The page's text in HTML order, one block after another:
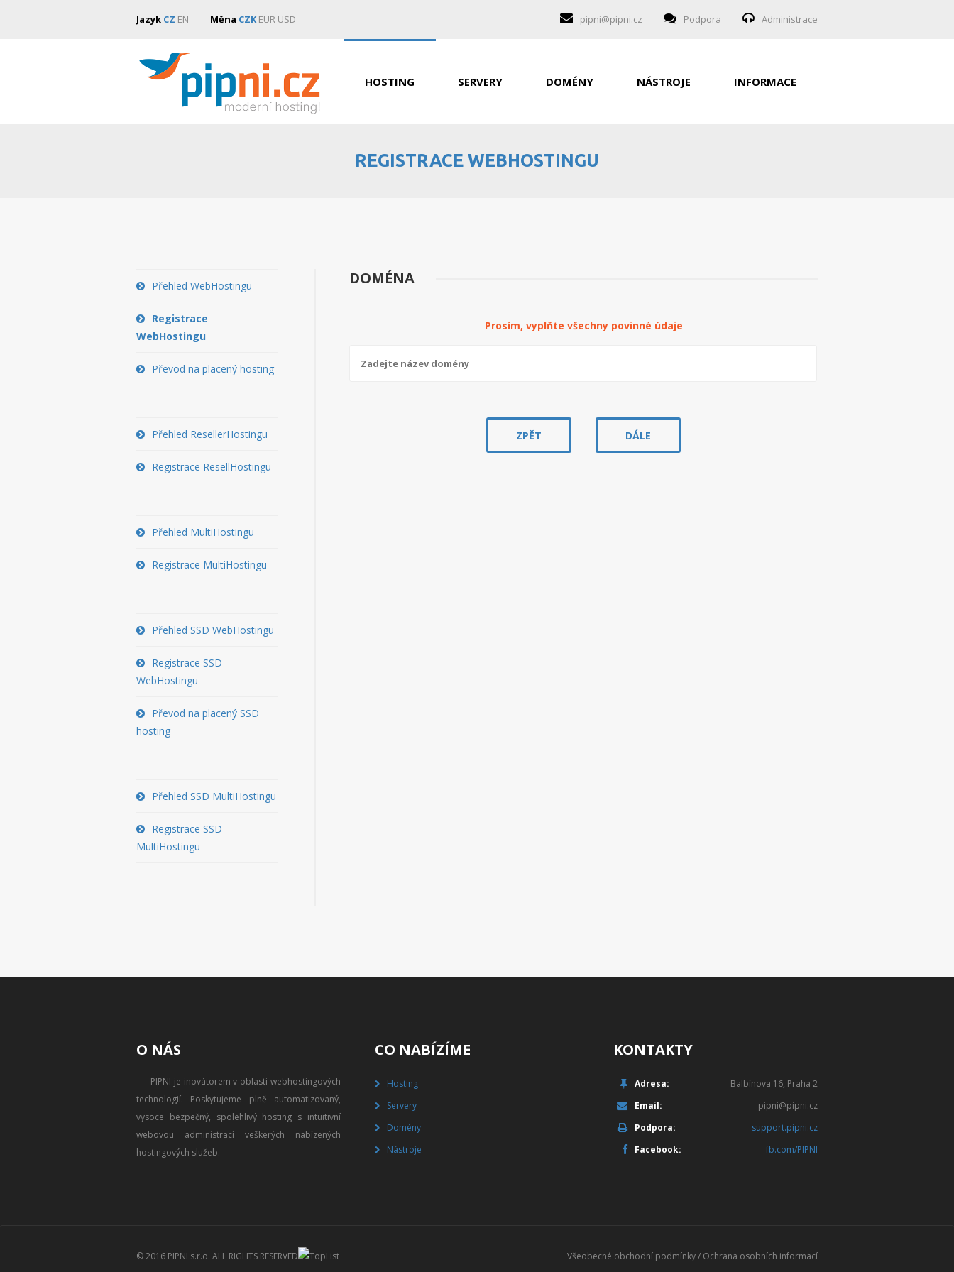
Jazyk CZ EN Měna CZK EUR USD pipni@pipni.cz Podpora Administrace
HOSTING SERVERY DOMÉNY NÁSTROJE INFORMACE
REGISTRACE WEBHOSTINGU
Přehled WebHostingu
Registrace
WebHostingu
Převod na placený hosting
Přehled ResellerHostingu
Registrace ResellHostingu
Přehled MultiHostingu
Registrace MultiHostingu
Přehled SSD WebHostingu
Registrace SSD
WebHostingu
Převod na placený SSD
hosting
Přehled SSD MultiHostingu
Registrace SSD
MultiHostingu
DOMÉNA
Prosím, vyplňte všechny povinné údaje
O NÁS
PIPNI je inovátorem v oblasti webhostingových
technologií. Poskytujeme plně automatizovaný,
vysoce bezpečný, spolehlivý hosting s intuitivní
webovou administrací veškerých nabízených
hostingových služeb.
CO NABÍZÍME
Hosting
Servery
Domény
Nástroje
KONTAKTY
Adresa:
Balbínova 16, Praha 2
Email:
pipni@pipni.cz
Podpora:
support.pipni.cz
Facebook:
fb.com/PIPNI
© 2016 PIPNI s.r.o. ALL RIGHTS RESERVED Všeobecné obchodní podmínky/ Ochrana osobních informací